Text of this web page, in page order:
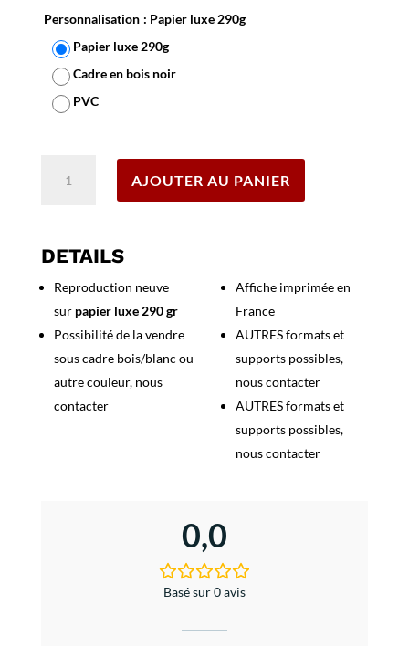
Personnalisation : Papier luxe 290g
Papier luxe 290g
Cadre en bois noir
PVC
de
-
1967
AJOUTER AU PANIER
DETAILS
Reproduction neuve
sur papier luxe 290 gr
Possibilité de la vendre
sous cadre bois/blanc ou
autre couleur, nous
contacter
Affiche imprimée en
France
AUTRES formats et
supports possibles,
nous contacter
AUTRES formats et
supports possibles,
nous contacter
0,0
Basé sur 0 avis